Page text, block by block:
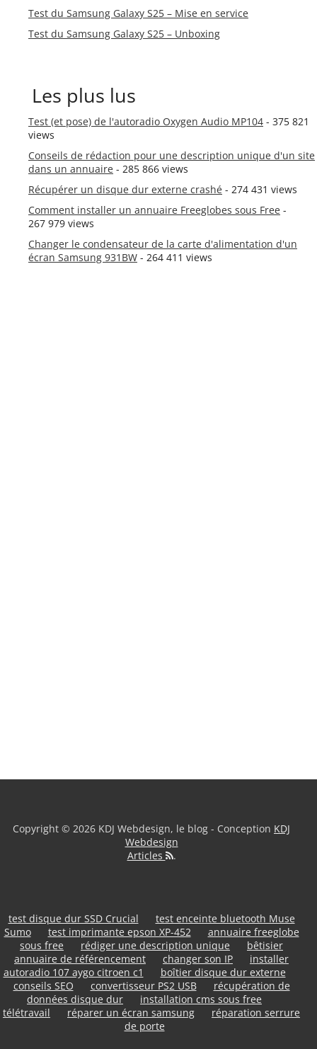
Test du Samsung Galaxy S25 – Mise en service
Test du Samsung Galaxy S25 – Unboxing
Les plus lus
Test (et pose) de l'autoradio Oxygen Audio MP104 - 375 821
views
Conseils de rédaction pour une description unique d'un site
dans un annuaire - 285 866 views
Récupérer un disque dur externe crashé - 274 431 views
Comment installer un annuaire Freeglobes sous Free -
267 979 views
Changer le condensateur de la carte d'alimentation d'un
écran Samsung 931BW - 264 411 views
Copyright © 2026 KDJ Webdesign, le blog - Conception KDJ
Webdesign
Articles
.
test disque dur SSD Crucial
test enceinte bluetooth Muse
Sumo
test imprimante epson XP-452
annuaire freeglobe
sous free
rédiger une description unique
bêtisier
annuaire de référencement
changer son IP
installer
autoradio 107 aygo citroen c1
boîtier disque dur externe
conseils SEO
convertisseur PS2 USB
récupération de
données disque dur
installation cms sous free
télétravail
réparer un écran samsung
réparation serrure
de porte